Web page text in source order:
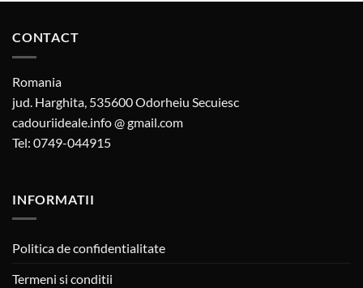
CONTACT
Romania
jud. Harghita, 535600 Odorheiu Secuiesc
cadouriideale.info @ gmail.com
Tel: 0749-044915
INFORMATII
Politica de confidentialitate
Termeni si conditii